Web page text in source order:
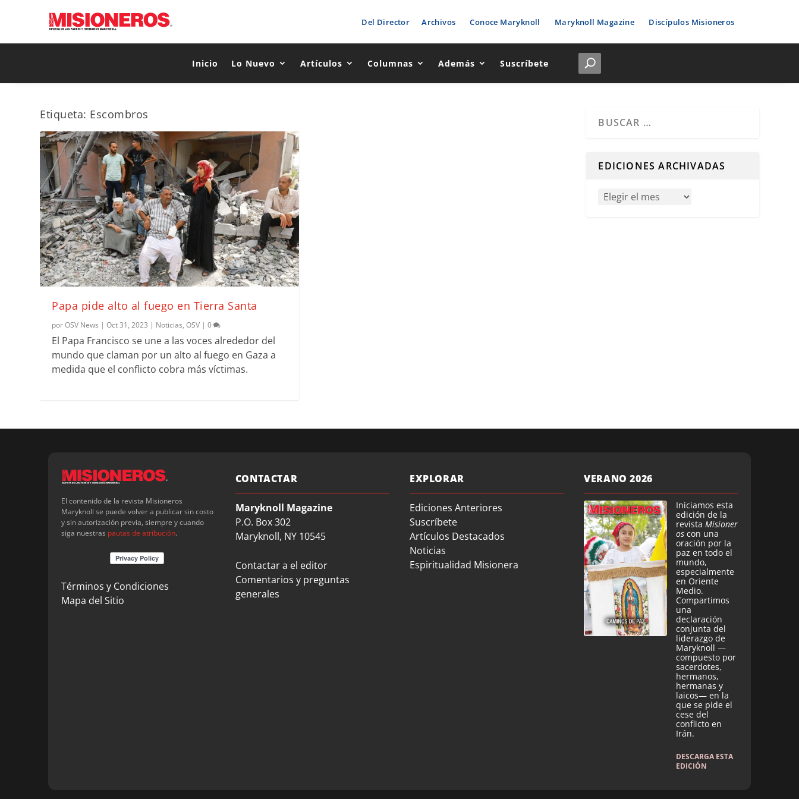
Del Director Archivos Conoce Maryknoll Maryknoll Magazine Discípulos Misioneros
Inicio Lo Nuevo Artículos Columnas Además Suscríbete
Etiqueta: Escombros
Papa pide alto al fuego en Tierra Santa
porOSV News |Oct 31, 2023 | Noticias,OSV |0
El Papa Francisco se une a las voces alrededor del
mundo que claman por un alto al fuego en Gaza a
medida que el conflicto cobra más víctimas.
EDICIONES ARCHIVADAS
El contenido de la revista Misioneros
Maryknoll se puede volver a publicar sin costo
y sin autorización previa, siempre y cuando
siga nuestras pautas de atribución.
Términos y Condiciones
Mapa del Sitio
CONTACTAR
Maryknoll Magazine
P.O. Box 302
Maryknoll, NY 10545
Contactar a el editor
Comentarios y preguntas
generales
EXPLORAR
Ediciones Anteriores
Suscríbete
Artículos Destacados
Noticias
Espiritualidad Misionera
VERANO 2026
Iniciamos esta
edición de la
revista Misioner
os con una
oración por la
paz en todo el
mundo,
especialmente
en Oriente
Medio.
Compartimos
una
declaración
conjunta del
liderazgo de
Maryknoll —
compuesto por
sacerdotes,
hermanos,
hermanas y
laicos— en la
que se pide el
cese del
conflicto en
Irán.
DESCARGA ESTA
EDICIÓN